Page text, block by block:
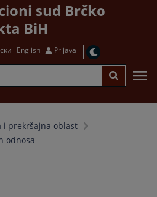
sud Brčko
BiH
English Prijava
i prekršajna oblast
odnosa